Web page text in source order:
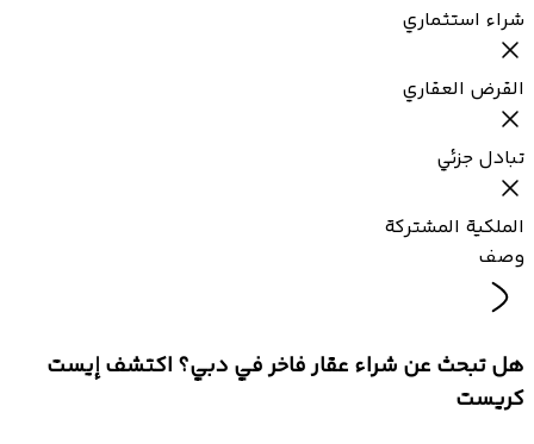
شراء استثماري
القرض العقاري
تبادل جزئي
الملكية المشتركة
وصف
هل تبحث عن شراء عقار فاخر في دبي؟ اكتشف إيست
كريست